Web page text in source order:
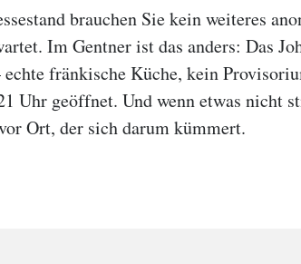
brauchen Sie kein weiteres
Im Gentner ist das anders: Das
fränkische Küche, kein
Uhr geöffnet. Und wenn etwas nicht
Ort, der sich darum kümmert.